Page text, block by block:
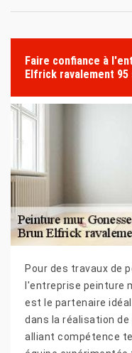
Faire confiance à
Elfrick ravalement 95
Pour des travaux de
l'entreprise peinture
est le partenaire
dans la réalisation
alliant compétence